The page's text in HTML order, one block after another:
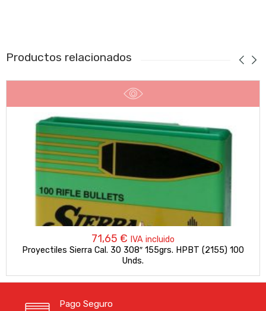
Productos relacionados
71,65 € IVA incluido
Proyectiles Sierra Cal. 30 308″ 155grs. HPBT (2155) 100
Unds.
Pago Seguro